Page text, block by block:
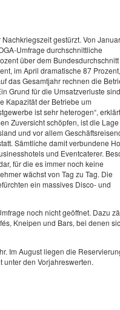
gestürzt. Von
Umfrage durchschnittliche
über dem Bundesdurchschnitt
im April dramatische 87
das Gesamtjahr rechnen die
Grund für die Umsatzverluste
Kapazität der Betriebe um
ist sehr heterogen“, erklärt
Zuversicht schöpfen, ist die
und vor allem
Sämtliche damit verbundene
und Eventcaterer.
für die es immer noch keine
wächst von Tag zu Tag. Die
ein massives Disco- und
noch nicht geöffnet. Dazu
Kneipen und Bars, bei denen
Im August liegen die
unter den Vorjahreswerten.